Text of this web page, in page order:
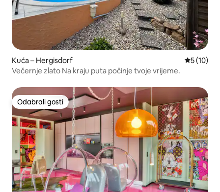
Kuća – Hergisdorf Prosječna
5 (10)
Večernje zlato Na kraju puta počinje tvoje vrijeme.
Odabrali gosti
Odabrali gosti